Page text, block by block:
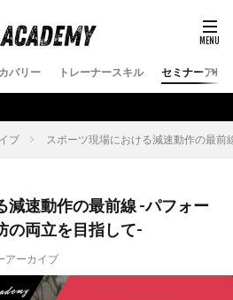
バリー トレーナースキル セミナーアー
ブ スポーツ現場における減速動作の最
減速動作の最前線 -パフォー
の両立を目指して-
アーカイブ